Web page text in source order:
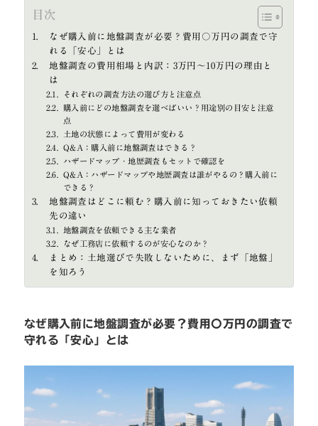
目次
なぜ購入前に地盤調査が必要？費用〇万円の調査で守
れる「安心」とは
地盤調査の費用相場と内訳：3万円〜10万円の理由と
は
それぞれの調査方法の選び方と注意点
購入前にどの地盤調査を選べばいい？用途別の目安と注意
点
土地の状態によって費用が変わる
Q&A：購入前に地盤調査はできる？
ハザードマップ・地歴調査もセットで確認を
Q&A：ハザードマップや地歴調査は誰がやるの？購入前に
できる？
地盤調査はどこに頼む？購入前に知っておきたい依頼
先の違い
地盤調査を依頼できる主な業者
なぜ工務店に依頼するのが安心なのか？
まとめ：土地選びで失敗しないために、まず「地盤」
を知ろう
なぜ購入前に地盤調査が必要？費用〇万円の調査で
守れる「安心」とは